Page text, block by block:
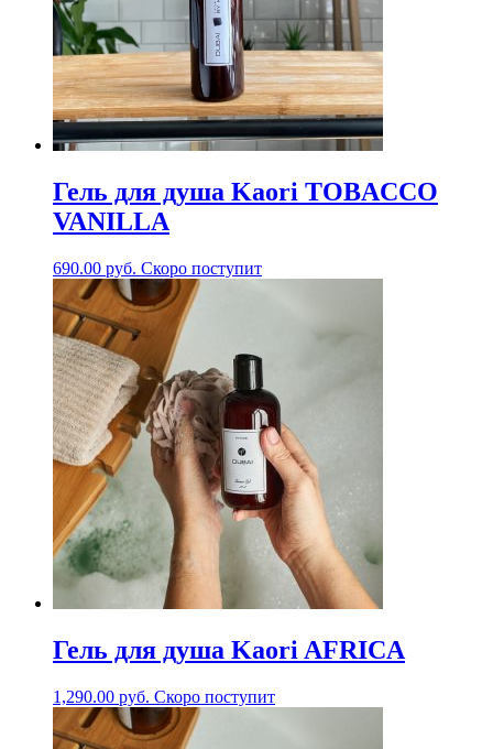
Гель для душа Kaori TOBACCO
VANILLA
690.00 руб. Скоро поступит
Гель для душа Kaori AFRICA
1,290.00 руб. Скоро поступит